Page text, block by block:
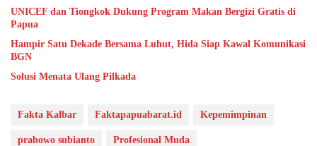
UNICEF dan Tiongkok Dukung Program Makan Bergizi Gratis di
Papua
Hampir Satu Dekade Bersama Luhut, Hida Siap Kawal Komunikasi
BGN
Solusi Menata Ulang Pilkada
Fakta Kalbar Faktapapuabarat.id Kepemimpinan
prabowo subianto Profesional Muda